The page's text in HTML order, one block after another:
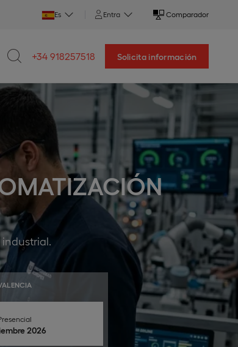
Es Entra Comparador
+34 918257518 Solicita información
2026